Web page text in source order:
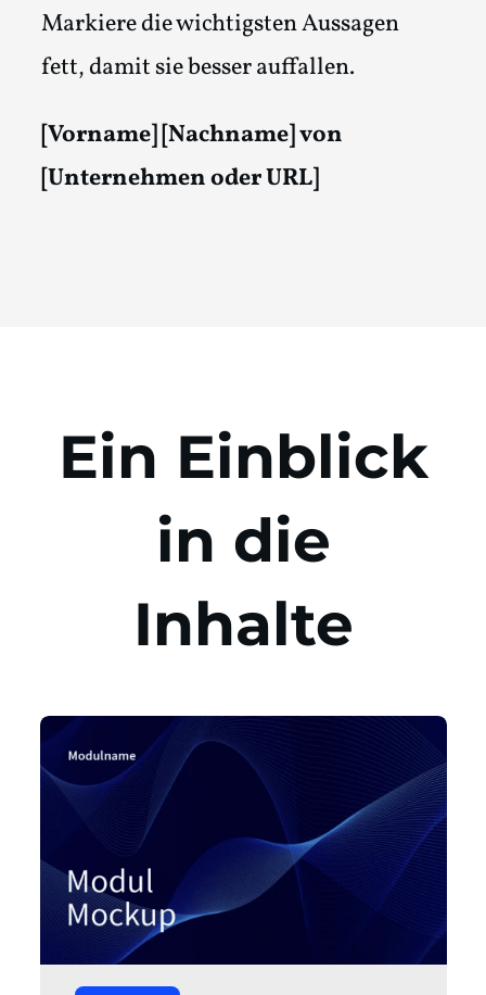
Markiere die wichtigsten Aussagen
fett, damit sie besser auffallen.
[Vorname] [Nachname] von
[Unternehmen oder URL]
Ein Einblick
in die
Inhalte